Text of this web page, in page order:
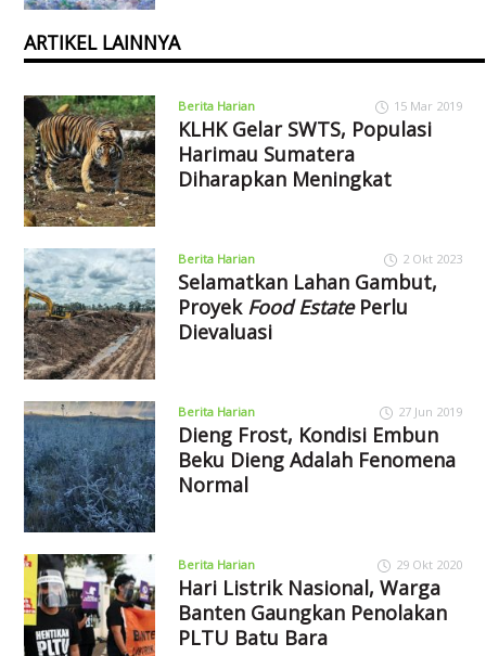
ARTIKEL LAINNYA
Berita Harian 15 Mar 2019
KLHK Gelar SWTS, Populasi
Harimau Sumatera
Diharapkan Meningkat
Berita Harian 2 Okt 2023
Selamatkan Lahan Gambut,
Proyek Food EstatePerlu
Dievaluasi
Berita Harian 27 Jun 2019
Dieng Frost, Kondisi Embun
Beku Dieng Adalah Fenomena
Normal
Berita Harian 29 Okt 2020
Hari Listrik Nasional, Warga
Banten Gaungkan Penolakan
PLTU Batu Bara